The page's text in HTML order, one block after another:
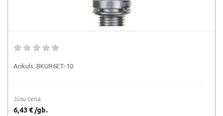
Arikuls: BKUR6ET-10
Jūsu cena
6,43 € /gb.